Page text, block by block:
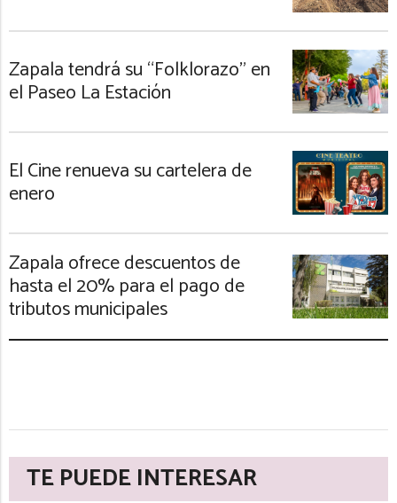
Zapala tendrá su “Folklorazo” en
el Paseo La Estación
El Cine renueva su cartelera de
enero
Zapala ofrece descuentos de
hasta el 20% para el pago de
tributos municipales
TE PUEDE INTERESAR